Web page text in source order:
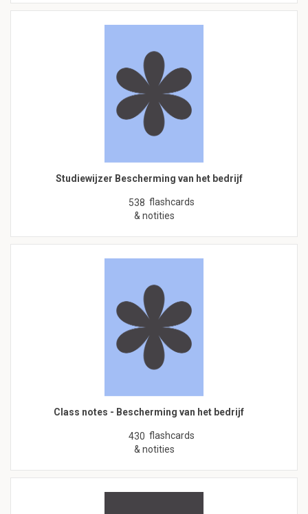
Studiewijzer Bescherming van het bedrijf
538 flashcards
& notities
Class notes - Bescherming van het bedrijf
430 flashcards
& notities